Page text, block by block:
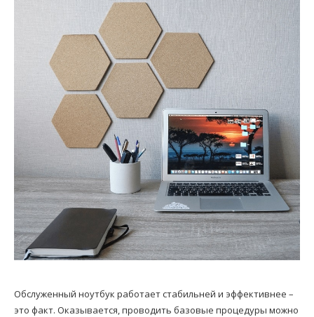
Обслуженный ноутбук работает стабильней и эффективнее –
это факт. Оказывается, проводить базовые процедуры можно